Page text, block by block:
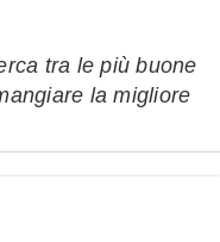
tra le più buone
la migliore